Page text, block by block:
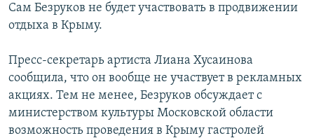
Сам Безруков не будет участвовать в продвижении
отдыха в Крыму.
Пресс-секретарь артиста Лиана Хусаинова
сообщила, что он вообще не участвует в рекламных
акциях. Тем не менее, Безруков обсуждает с
министерством культуры Московской области
возможность проведения в Крыму гастролей